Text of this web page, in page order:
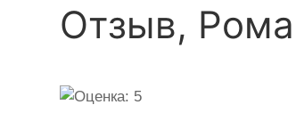
Отзыв,